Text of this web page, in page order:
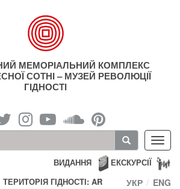
МЕМОРІАЛЬНИЙ КОМПЛЕКС
СОТНІ – МУЗЕЙ РЕВОЛЮЦІЇ
ГІДНОСТІ
ЕКСКУРСІЇ
ВИДАННЯ
ТЕРИТОРІЯ ГІДНОСТІ: AR
УКР ENG